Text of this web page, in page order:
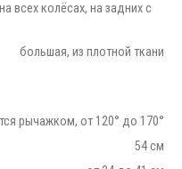
всех колёсах, на задних с
большая, из плотной ткани
рычажком, от 120° до 170°
54 см